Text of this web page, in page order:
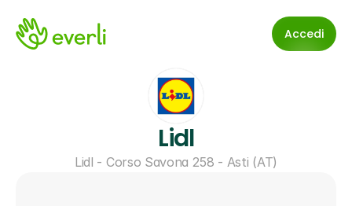
Accedi
Lidl
Lidl - Corso Savona 258 - Asti (AT)